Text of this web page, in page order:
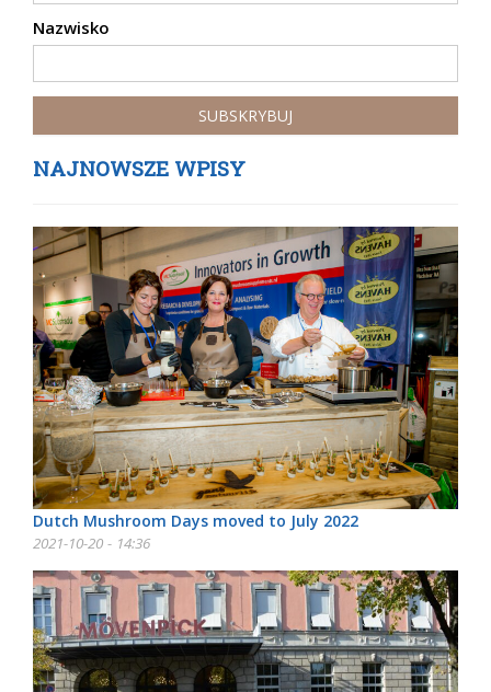
Nazwisko
NAJNOWSZE WPISY
Dutch Mushroom Days moved to July 2022
2021-10-20 - 14:36